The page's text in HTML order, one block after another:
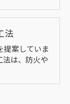
法
提案していま
法は、防火や